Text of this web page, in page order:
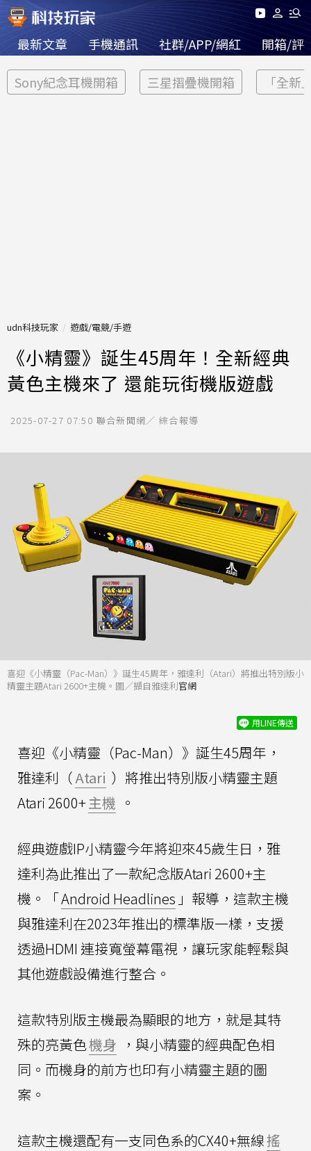
最新文章 手機通訊 社群/APP/網紅 開箱/評
Sony紀念耳機開箱 三星摺疊機開箱 「全新
udn科技玩家 遊戲/電競/手遊
《小精靈》誕生45周年！全新經典
黃色主機來了 還能玩街機版遊戲
2025-07-27 07:50 聯合新聞網／ 綜合報導
喜迎《小精靈（Pac-Man）》誕生45周年，雅達利（Atari）將推出特別版小
精靈主題Atari 2600+主機。圖／擷自雅達利官網
用LINE傳送
喜迎《小精靈（Pac-Man）》誕生45周年，
雅達利（Atari ）將推出特別版小精靈主題
Atari 2600+主機 。
經典遊戲IP小精靈今年將迎來45歲生日，雅
達利為此推出了一款紀念版Atari 2600+主
機。「Android Headlines 」報導，這款主機
與雅達利在2023年推出的標準版一樣，支援
透過HDMI 連接寬螢幕電視，讓玩家能輕鬆與
其他遊戲設備進行整合。
這款特別版主機最為顯眼的地方，就是其特
殊的亮黃色機身 ，與小精靈的經典配色相
同。而機身的前方也印有小精靈主題的圖
案。
這款主機還配有一支同色系的CX40+無線搖